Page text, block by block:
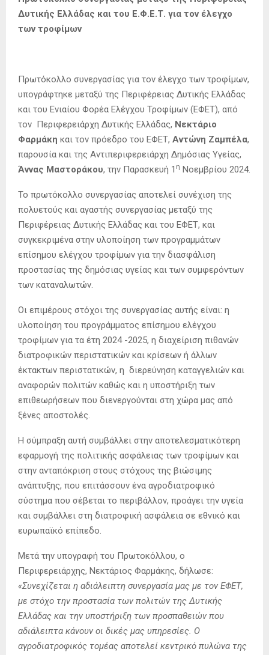
Δυτικής Ελλάδας και του Ε.Φ.Ε.Τ. για τον έλεγχο
των τροφίμων
Πρωτόκολλο συνεργασίας για τον έλεγχο των τροφίμων,
υπογράφτηκε μεταξύ της Περιφέρειας Δυτικής Ελλάδας
και του Ενιαίου Φορέα Ελέγχου Τροφίμων (ΕΦΕΤ), από
τον Περιφερειάρχη Δυτικής Ελλάδας, Νεκτάριο
Φαρμάκη και τον πρόεδρο του ΕΦΕΤ, Αντώνη Ζαμπέλα,
παρουσία και της Αντιπεριφερειάρχη Δημόσιας Υγείας,
Άννας Μαστοράκου, την Παρασκευή 1 η Νοεμβρίου 2024.
Το πρωτόκολλο συνεργασίας αποτελεί συνέχιση της
πολυετούς και αγαστής συνεργασίας μεταξύ της
Περιφέρειας Δυτικής Ελλάδας και του ΕΦΕΤ, και
συγκεκριμένα στην υλοποίηση των προγραμμάτων
επίσημου ελέγχου τροφίμων για την διασφάλιση
προστασίας της δημόσιας υγείας και των συμφερόντων
των καταναλωτών.
Οι επιμέρους στόχοι της συνεργασίας αυτής είναι: η
υλοποίηση του προγράμματος επίσημου ελέγχου
τροφίμων για τα έτη 2024 -2025, η διαχείριση πιθανών
διατροφικών περιστατικών και κρίσεων ή άλλων
έκτακτων περιστατικών, η διερεύνηση καταγγελιών και
αναφορών πολιτών καθώς και η υποστήριξη των
επιθεωρήσεων που διενεργούνται στη χώρα μας από
ξένες αποστολές.
Η σύμπραξη αυτή συμβάλλει στην αποτελεσματικότερη
εφαρμογή της πολιτικής ασφάλειας των τροφίμων και
στην ανταπόκριση στους στόχους της βιώσιμης
ανάπτυξης, που επιτάσσουν ένα αγροδιατροφικό
σύστημα που σέβεται το περιβάλλον, προάγει την υγεία
και συμβάλλει στη διατροφική ασφάλεια σε εθνικό και
ευρωπαϊκό επίπεδο.
Μετά την υπογραφή του Πρωτοκόλλου, ο
Περιφερειάρχης, Νεκτάριος Φαρμάκης, δήλωσε:
«Συνεχίζεται η αδιάλειπτη συνεργασία μας με τον ΕΦΕΤ,
με στόχο την προστασία των πολιτών της Δυτικής
Ελλάδας και την υποστήριξη των προσπαθειών που
αδιάλειπτα κάνουν οι δικές μας υπηρεσίες. Ο
αγροδιατροφικός τομέας αποτελεί κεντρικό πυλώνα της